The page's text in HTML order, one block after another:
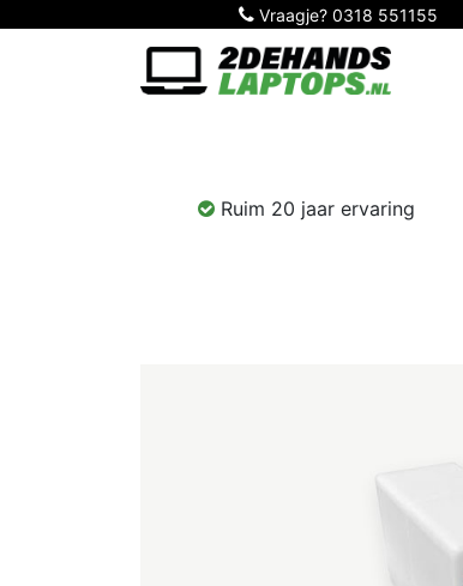
Vraagje? 0318 551155
Ruim 20 jaar ervaring